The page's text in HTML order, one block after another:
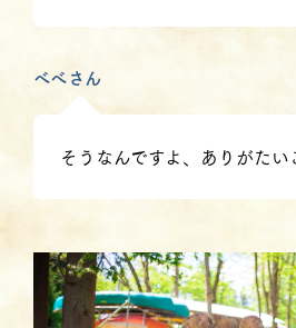
べべさん
そうなんですよ、ありがたい